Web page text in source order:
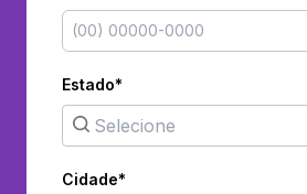
Estado*
Cidade*